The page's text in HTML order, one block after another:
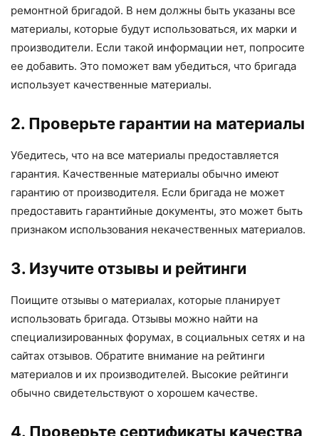
ремонтной бригадой. В нем должны быть указаны все
материалы, которые будут использоваться, их марки и
производители. Если такой информации нет, попросите
ее добавить. Это поможет вам убедиться, что бригада
использует качественные материалы.
2. Проверьте гарантии на материалы
Убедитесь, что на все материалы предоставляется
гарантия. Качественные материалы обычно имеют
гарантию от производителя. Если бригада не может
предоставить гарантийные документы, это может быть
признаком использования некачественных материалов.
3. Изучите отзывы и рейтинги
Поищите отзывы о материалах, которые планирует
использовать бригада. Отзывы можно найти на
специализированных форумах, в социальных сетях и на
сайтах отзывов. Обратите внимание на рейтинги
материалов и их производителей. Высокие рейтинги
обычно свидетельствуют о хорошем качестве.
4. Проверьте сертификаты качества